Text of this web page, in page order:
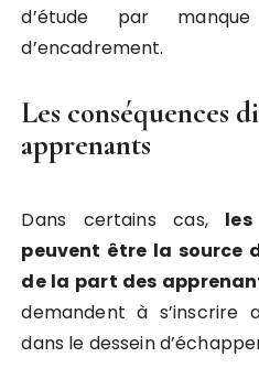
d’étude par
d’encadrement.
Les conséquences
apprenants
Dans certains cas,
peuvent être la source
de la part des
demandent à s’inscrire
dans le dessein